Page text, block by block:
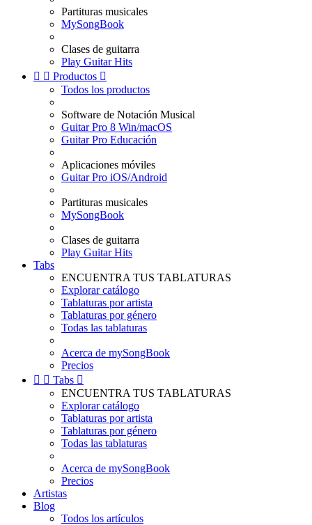
Partituras musicales
MySongBook
Clases de guitarra
Play Guitar Hits
  Productos 
Todos los productos
Software de Notación Musical
Guitar Pro 8 Win/macOS
Guitar Pro Educación
Aplicaciones móviles
Guitar Pro iOS/Android
Partituras musicales
MySongBook
Clases de guitarra
Play Guitar Hits
Tabs
ENCUENTRA TUS TABLATURAS
Explorar catálogo
Tablaturas por artista
Tablaturas por género
Todas las tablaturas
Acerca de mySongBook
Precios
  Tabs 
ENCUENTRA TUS TABLATURAS
Explorar catálogo
Tablaturas por artista
Tablaturas por género
Todas las tablaturas
Acerca de mySongBook
Precios
Artistas
Blog
Todos los artículos